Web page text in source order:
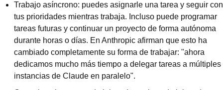
Trabajo asíncrono: puedes asignarle una tarea y seguir con
tus prioridades mientras trabaja. Incluso puede programar
tareas futuras y continuar un proyecto de forma autónoma
durante horas o días. En Anthropic afirman que esto ha
cambiado completamente su forma de trabajar: "ahora
dedicamos mucho más tiempo a delegar tareas a múltiples
instancias de Claude en paralelo".